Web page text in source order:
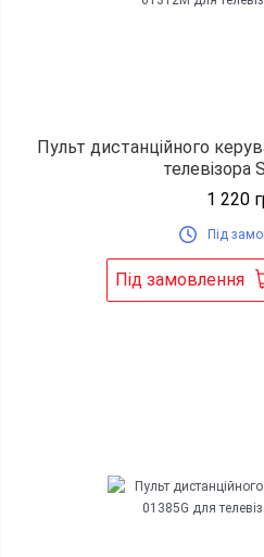
Пульт дистанційного
телевізора
1 220
Під
Під замовлення